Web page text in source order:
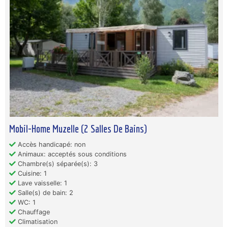
Mobil-Home Muzelle (2 Salles De Bains)
Accès handicapé: non
Animaux: acceptés sous conditions
Chambre(s) séparée(s): 3
Cuisine: 1
Lave vaisselle: 1
Salle(s) de bain: 2
WC: 1
Chauffage
Climatisation